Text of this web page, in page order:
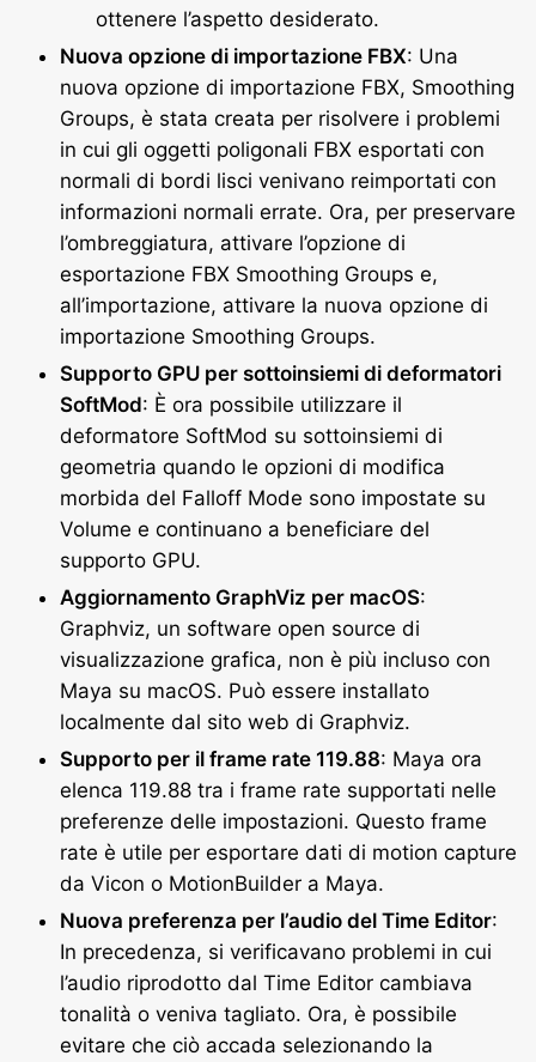
ottenere l’aspetto desiderato.
Nuova opzione di importazione FBX: Una
nuova opzione di importazione FBX, Smoothing
Groups, è stata creata per risolvere i problemi
in cui gli oggetti poligonali FBX esportati con
normali di bordi lisci venivano reimportati con
informazioni normali errate. Ora, per preservare
l’ombreggiatura, attivare l’opzione di
esportazione FBX Smoothing Groups e,
all’importazione, attivare la nuova opzione di
importazione Smoothing Groups.
Supporto GPU per sottoinsiemi di deformatori
SoftMod: È ora possibile utilizzare il
deformatore SoftMod su sottoinsiemi di
geometria quando le opzioni di modifica
morbida del Falloff Mode sono impostate su
Volume e continuano a beneficiare del
supporto GPU.
Aggiornamento GraphViz per macOS:
Graphviz, un software open source di
visualizzazione grafica, non è più incluso con
Maya su macOS. Può essere installato
localmente dal sito web di Graphviz.
Supporto per il frame rate 119.88: Maya ora
elenca 119.88 tra i frame rate supportati nelle
preferenze delle impostazioni. Questo frame
rate è utile per esportare dati di motion capture
da Vicon o MotionBuilder a Maya.
Nuova preferenza per l’audio del Time Editor:
In precedenza, si verificavano problemi in cui
l’audio riprodotto dal Time Editor cambiava
tonalità o veniva tagliato. Ora, è possibile
evitare che ciò accada selezionando la